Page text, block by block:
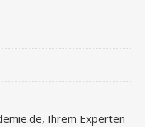
Ihrem Experten